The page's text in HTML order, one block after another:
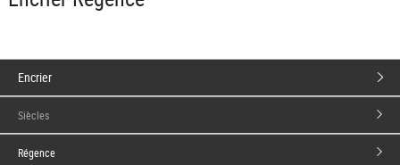
Encrier
Siècles
Régence